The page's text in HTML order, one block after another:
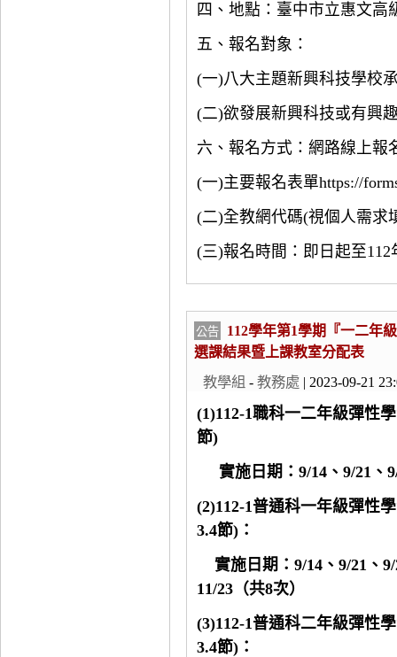
四、地點：臺中市立惠文高
五、報名對象：
(一)八大主題新興科技學校
(二)欲發展新興科技或有興
六、報名方式：網路線上報
(一)主要報名表單https://
(二)全教網代碼(視個人需求
(三)報名時間：即日起至112
公告
112學年第1學期『一二年
選課結果暨上課教室分配表
教學組 - 教務處 | 2023-09-21
(1)112-1職科一二年級彈性
節)
實施日期：9/14、9/21、
(2)112-1普通科一年級彈性
3.4節)：
實施日期：9/14、9/21、9/
11/23（共8次）
(3)112-1普通科二年級彈性
3.4節)：